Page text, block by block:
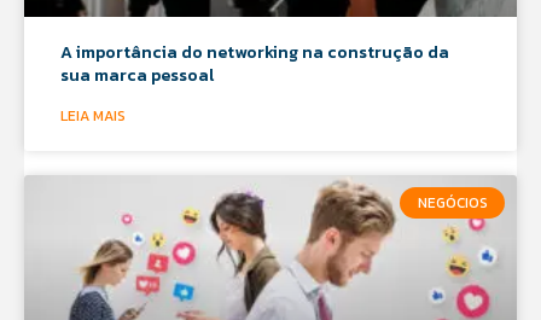
A importância do networking na construção da
sua marca pessoal
LEIA MAIS
NEGÓCIOS